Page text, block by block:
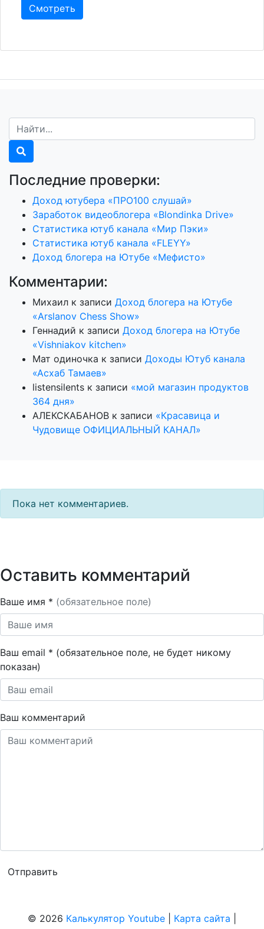
Смотреть
Последние проверки:
Доход ютубера «ПРО100 слушай»
Заработок видеоблогера «Blondinka Drive»
Статистика ютуб канала «Мир Пэки»
Статистика ютуб канала «FLEYY»
Доход блогера на Ютубе «Мефисто»
Комментарии:
Михаил к записи Доход блогера на Ютубе
«Arslanov Chess Show»
Геннадий к записи Доход блогера на Ютубе
«Vishniakov kitchen»
Мат одиночка к записи Доходы Ютуб канала
«Асхаб Тамаев»
listensilents к записи «мой магазин продуктов
364 дня»
АЛЕКСКАБАНОВ к записи «Красавица и
Чудовище ОФИЦИАЛЬНЫЙ КАНАЛ»
Пока нет комментариев.
Оставить комментарий
Ваше имя * (обязательное поле)
Ваш email * (обязательное поле, не будет никому
показан)
Ваш комментарий
© 2026 Калькулятор Youtube Карта сайта